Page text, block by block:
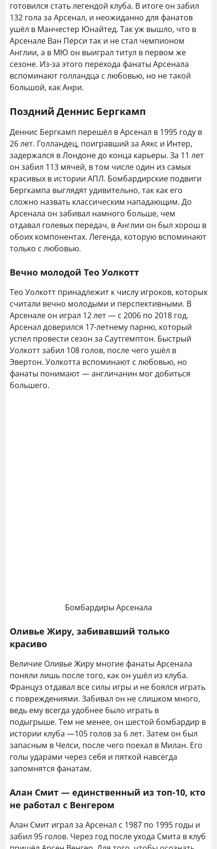
готовился стать легендой клуба. В итоге он забил
132 гола за Арсенал, и неожиданно для фанатов
ушёл в Манчестер Юнайтед. Так уж вышло, что в
Арсенале Ван Перси так и не стал чемпионом
Англии, а в МЮ он выиграл титул в первом же
сезоне. Из-за этого перехода фанаты Арсенала
вспоминают голландца с любовью, но не такой
большой, как Анри.
Поздний Деннис Бергкамп
Деннис Бергкамп перешёл в Арсенал в 1995 году в
26 лет. Голландец, поигравший за Аякс и Интер,
задержался в Лондоне до конца карьеры. За 11 лет
он забил 113 мячей, в том числе один из самых
красивых в истории АПЛ. Бомбардирские подвиги
Бергкампа выглядят удивительно, так как его
сложно назвать классическим нападающим. До
Арсенала он забивал намного больше, чем
отдавал голевых передач, в Англии он был хорош в
обоих компонентах. Легенда, которую вспоминают
только с любовью.
Вечно молодой Тео Уолкотт
Тео Уолкотт принадлежит к числу игроков, которых
считали вечно молодыми и перспективными. В
Арсенале он играл 12 лет — с 2006 по 2018 год.
Арсенал доверился 17-летнему парню, который
успел провести сезон за Саутгемптон. Быстрый
Уолкотт забил 108 голов, после чего ушёл в
Эвертон. Уолкотта вспоминают с любовью, но
фанаты понимают — англичанин мог добиться
большего.
Бомбардиры Арсенала
Оливье Жиру, забивавший только
красиво
Величие Оливье Жиру многие фанаты Арсенала
поняли лишь после того, как он ушёл из клуба.
Француз отдавал все силы игры и не боялся играть
с повреждениями. Забивал он не слишком много,
ведь ему всегда удобнее было играть в
подыгрыше. Тем не менее, он шестой бомбардир в
истории клуба —105 голов за 6 лет. Затем он был
запасным в Челси, после чего поехал в Милан. Его
голы ударами через себя и пяткой навсегда
запомнятся фанатам.
Алан Смит — единственный из топ-10, кто
не работал с Венгером
Алан Смит играл за Арсенал с 1987 по 1995 годы и
забил 95 голов. Через год после ухода Смита в клуб